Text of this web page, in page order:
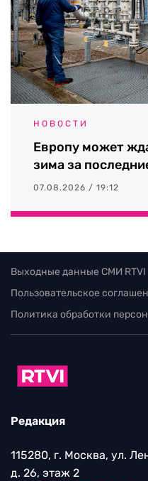
НОВОСТИ
Европу может
зима за
07.08.2026 / 19:12
Выходные данные СМИ RTVI
Пользовательское
Политика обработки
Редакция
115280, г. Москва, ул.
д. 26, этаж 2